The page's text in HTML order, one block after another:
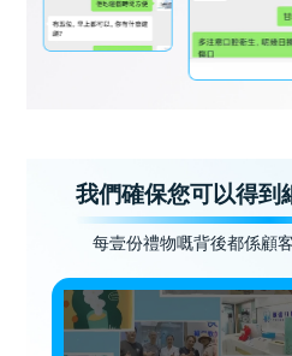
我們確保您可以得到
每壹份禮物嘅背後都係顧